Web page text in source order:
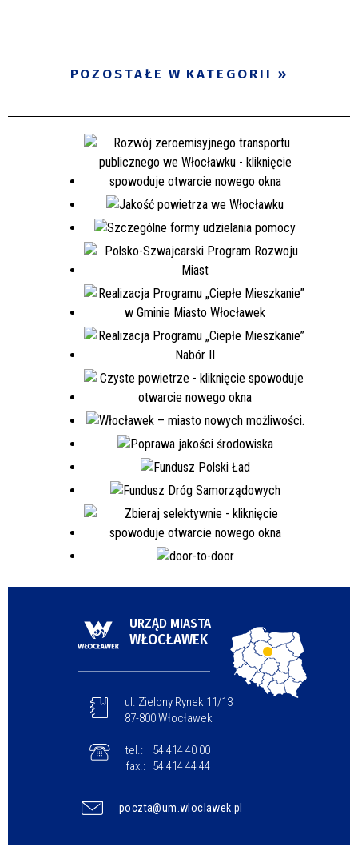
POZOSTAŁE W KATEGORII
URZĄD MIASTA
WŁOCŁAWEK
ul. Zielony Rynek 11/13
87-800 Włocławek
tel.:
54 414 40 00
fax.:
54 414 44 44
poczta@um.wloclawek.pl